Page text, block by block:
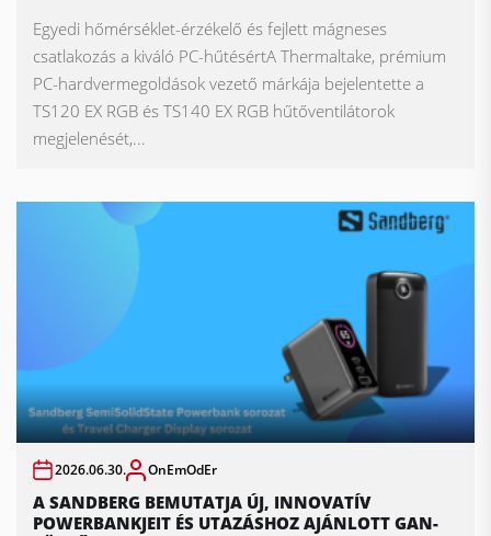
Egyedi hőmérséklet-érzékelő és fejlett mágneses
csatlakozás a kiváló PC-hűtésértA Thermaltake, prémium
PC-hardvermegoldások vezető márkája bejelentette a
TS120 EX RGB és TS140 EX RGB hűtőventilátorok
megjelenését,...
2026.06.30. OnEmOdEr
A SANDBERG BEMUTATJA ÚJ, INNOVATÍV
POWERBANKJEIT ÉS UTAZÁSHOZ AJÁNLOTT GAN-